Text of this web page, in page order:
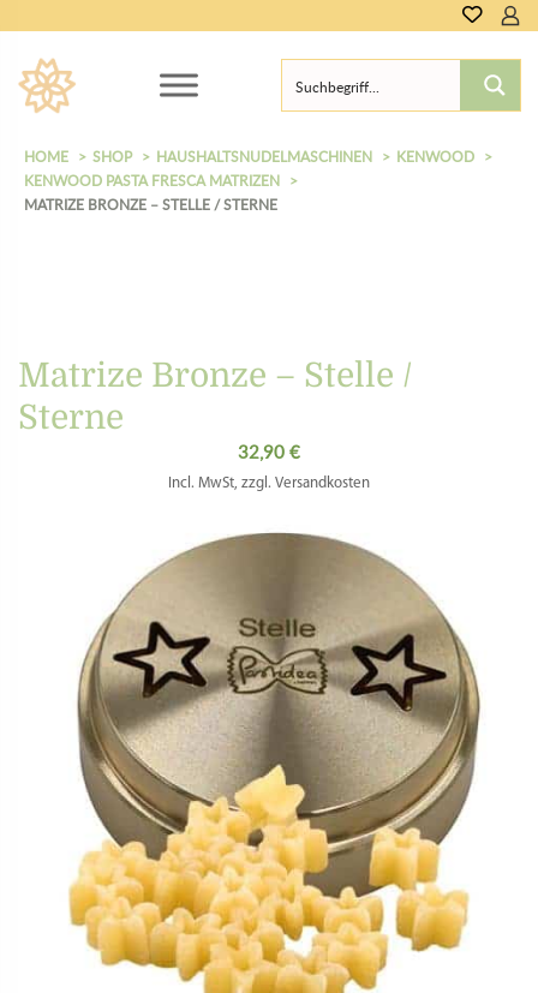
0,00
HOME SHOP HAUSHALTSNUDELMASCHINEN
KENWOOD
KENWOOD PASTA FRESCA MATRIZEN
MATRIZE BRONZE – STELLE / STERNE
Matrize Bronze – Stelle /
Sterne
32,90 €
Incl. MwSt, zzgl. Versandkosten